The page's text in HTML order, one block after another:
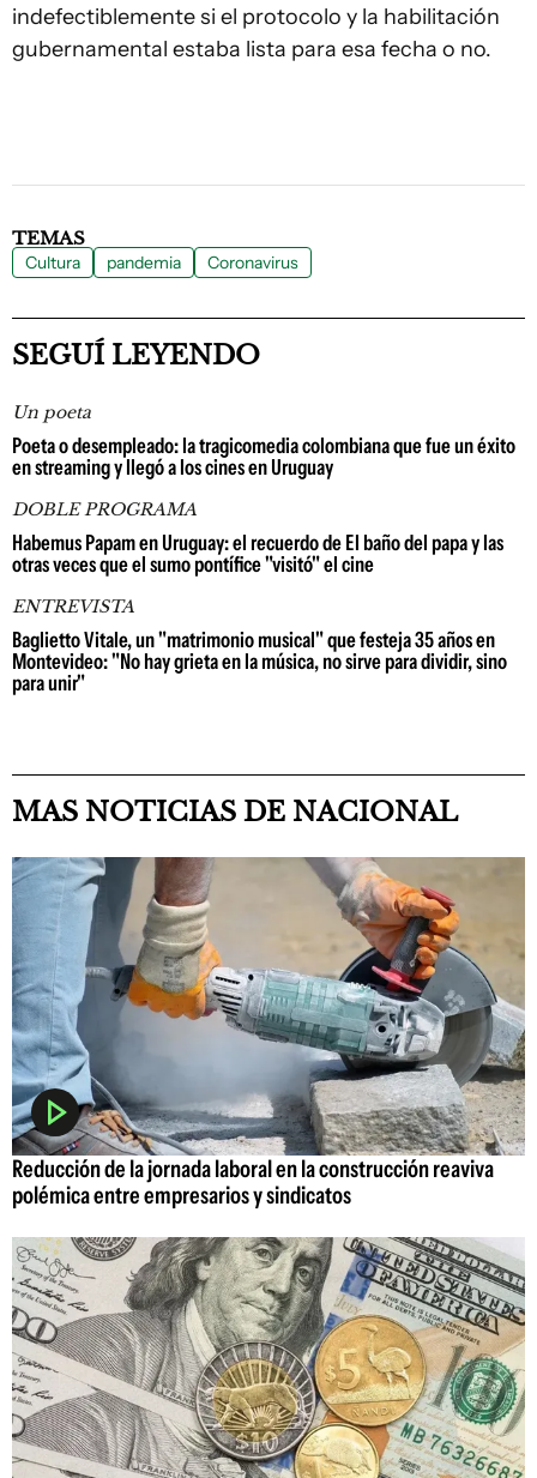
indefectiblemente si el protocolo y la habilitación
gubernamental estaba lista para esa fecha o no.
TEMAS
Cultura pandemia Coronavirus
SEGUÍ LEYENDO
Un poeta
Poeta o desempleado: la tragicomedia colombiana que fue un éxito
en streaming y llegó a los cines en Uruguay
DOBLE PROGRAMA
Habemus Papam en Uruguay: el recuerdo de El baño del papa y las
otras veces que el sumo pontífice "visitó" el cine
ENTREVISTA
Baglietto Vitale, un "matrimonio musical" que festeja 35 años en
Montevideo: "No hay grieta en la música, no sirve para dividir, sino
para unir"
MAS NOTICIAS DE NACIONAL
Reducción de la jornada laboral en la construcción reaviva
polémica entre empresarios y sindicatos